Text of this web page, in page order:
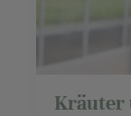
Kräuter